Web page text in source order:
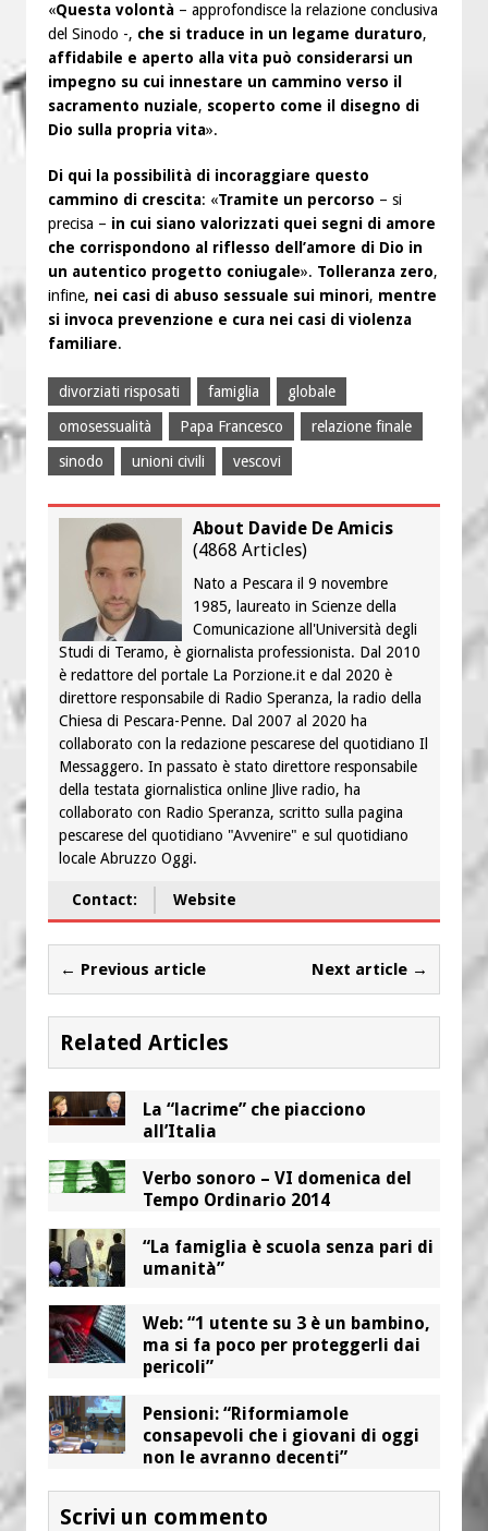
«Questa volontà – approfondisce la relazione conclusiva
del Sinodo -, che si traduce in un legame duraturo,
affidabile e aperto alla vita può considerarsi un
impegno su cui innestare un cammino verso il
sacramento nuziale, scoperto come il disegno di
Dio sulla propria vita».
Di qui la possibilità di incoraggiare questo
cammino di crescita: «Tramite un percorso – si
precisa – in cui siano valorizzati quei segni di amore
che corrispondono al riflesso dell’amore di Dio in
un autentico progetto coniugale». Tolleranza zero,
infine, nei casi di abuso sessuale sui minori, mentre
si invoca prevenzione e cura nei casi di violenza
familiare.
divorziati risposati famiglia
globale
omosessualità
Papa Francesco
relazione finale
sinodo
unioni civili vescovi
About Davide De Amicis
(4868 Articles)
Nato a Pescara il 9 novembre
1985, laureato in Scienze della
Comunicazione all'Università degli
Studi di Teramo, è giornalista professionista. Dal 2010
è redattore del portale La Porzione.it e dal 2020 è
direttore responsabile di Radio Speranza, la radio della
Chiesa di Pescara-Penne. Dal 2007 al 2020 ha
collaborato con la redazione pescarese del quotidiano Il
Messaggero. In passato è stato direttore responsabile
della testata giornalistica online Jlive radio, ha
collaborato con Radio Speranza, scritto sulla pagina
pescarese del quotidiano "Avvenire" e sul quotidiano
locale Abruzzo Oggi.
Contact: Website
← Previous article Next article →
Related Articles
La “lacrime” che piacciono
all’Italia
Verbo sonoro – VI domenica del
Tempo Ordinario 2014
“La famiglia è scuola senza pari di
umanità”
Web: “1 utente su 3 è un bambino,
ma si fa poco per proteggerli dai
pericoli”
Pensioni: “Riformiamole
consapevoli che i giovani di oggi
non le avranno decenti”
Scrivi un commento